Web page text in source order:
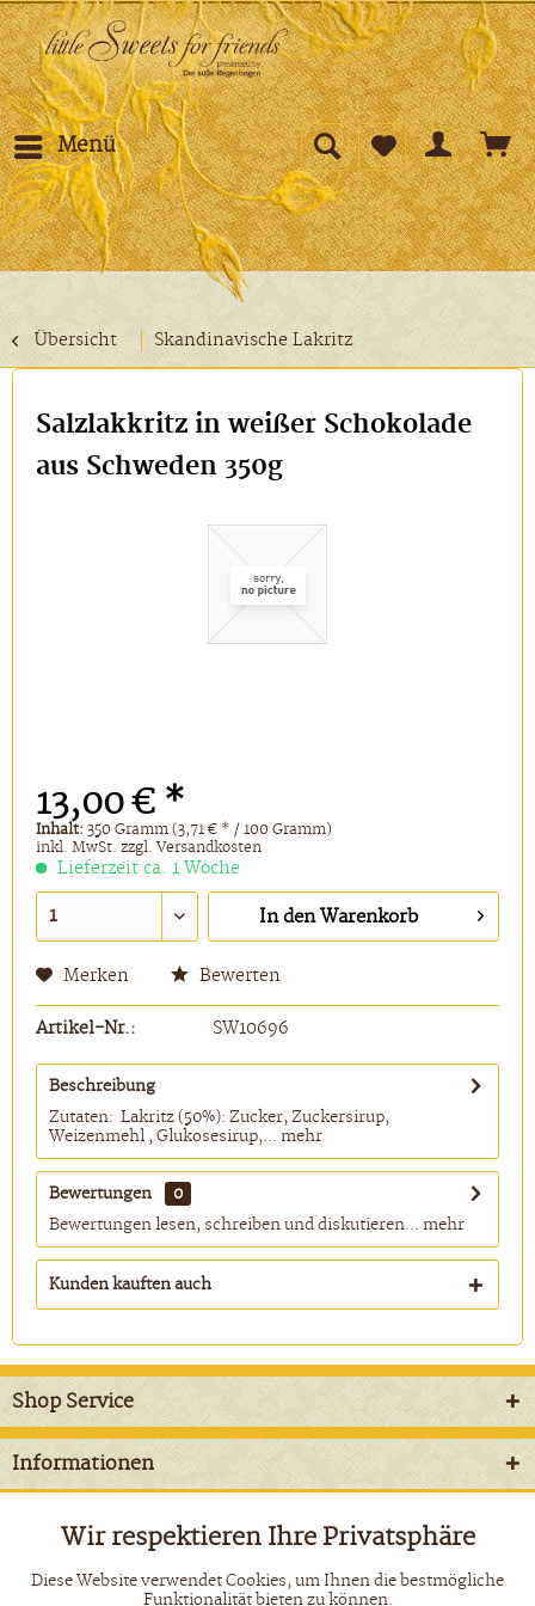
Menü
Übersicht Skandinavische Lakritz
Salzlakkritz in weißer Schokolade
aus Schweden 350g
13,00 € *
Inhalt:350 Gramm (3,71 € * / 100 Gramm)
inkl. MwSt.zzgl. Versandkosten
Lieferzeit ca. 1 Woche
In den Warenkorb
Merken Bewerten
Artikel-Nr.: SW10696
Beschreibung
Zutaten: Lakritz (50%): Zucker, Zuckersirup,
Weizenmehl , Glukosesirup,... mehr
Bewertungen
0
Bewertungen lesen, schreiben und diskutieren... mehr
Kunden kauften auch
Shop Service
Informationen
Newsletter
* Alle Preise inkl. gesetzl. Mehrwertsteuer zzgl. Versandkostenund
Funktionale Aktiv
Wir respektieren Ihre Privatsphäre
Diese Website verwendet Cookies, um Ihnen die bestmögliche
Funktionalität bieten zu können.